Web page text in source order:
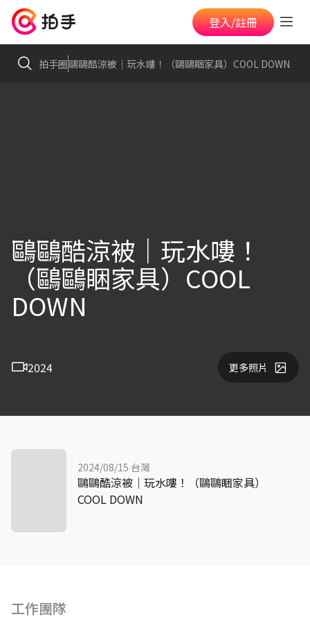
登入/註冊
拍手圈鷗鷗酷涼被｜玩水嘍！（鷗鷗睏家具）COOL DOWN
鷗鷗酷涼被｜玩水嘍！
（鷗鷗睏家具）COOL
DOWN
2024 更多照片
工作團隊
2024/08/15 台灣
鷗鷗酷涼被｜玩水嘍！（鷗鷗睏家具）
COOL DOWN